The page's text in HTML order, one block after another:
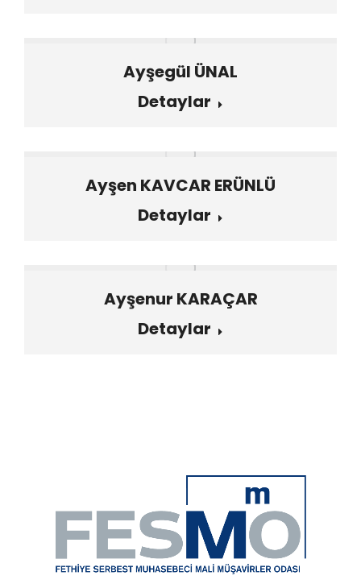
Ayşegül ÜNAL
Detaylar
Ayşen KAVCAR ERÜNLÜ
Detaylar
Ayşenur KARAÇAR
Detaylar